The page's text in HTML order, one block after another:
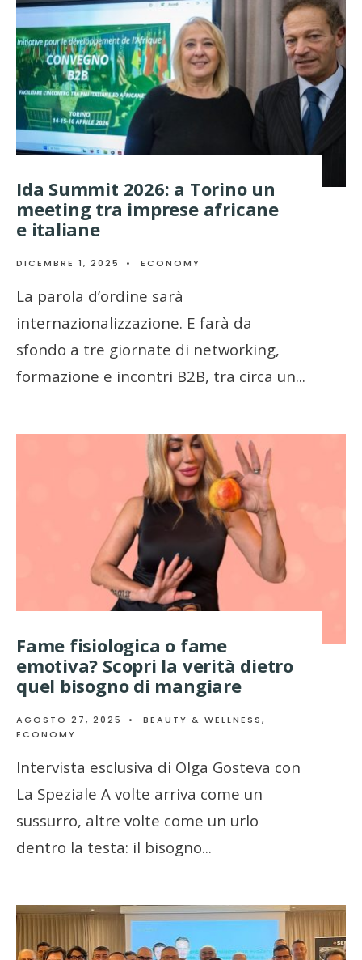
Ida Summit 2026: a Torino un
meeting tra imprese africane
e italiane
DICEMBRE 1, 2025 • ECONOMY
La parola d’ordine sarà
internazionalizzazione. E farà da
sfondo a tre giornate di networking,
formazione e incontri B2B, tra circa un...
Fame fisiologica o fame
emotiva? Scopri la verità dietro
quel bisogno di mangiare
AGOSTO 27, 2025 • BEAUTY & WELLNESS,
ECONOMY
Intervista esclusiva di Olga Gosteva con
La Speziale A volte arriva come un
sussurro, altre volte come un urlo
dentro la testa: il bisogno...